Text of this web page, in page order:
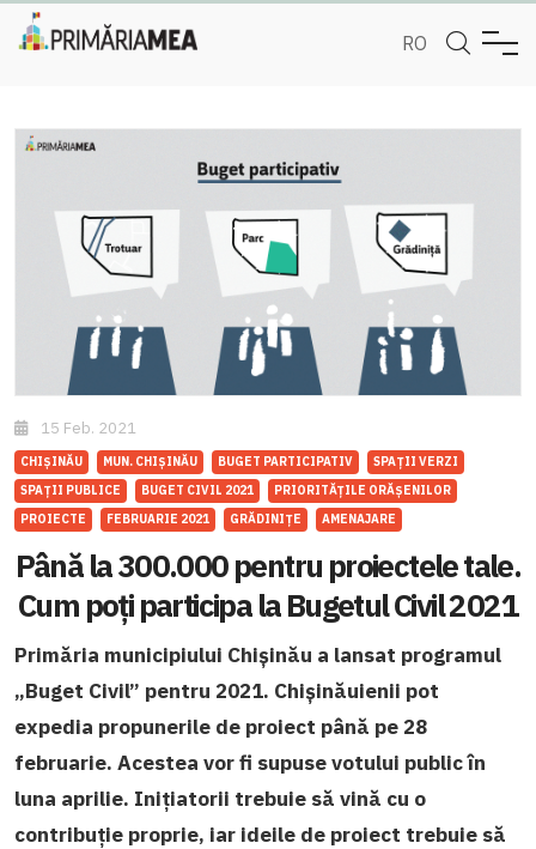
RO
15 Feb. 2021
CHIȘINĂU MUN. CHIȘINĂU BUGET PARTICIPATIV
SPAȚII VERZI
SPAȚII PUBLICE
BUGET CIVIL 2021
PRIORITĂȚILE ORĂȘENILOR
PROIECTE
FEBRUARIE 2021 GRĂDINIȚE AMENAJARE
Până la 300.000 pentru proiectele tale.
Cum poți participa la Bugetul Civil 2021
Primăria municipiului Chișinău a lansat programul
„Buget Civil” pentru 2021. Chișinăuienii pot
expedia propunerile de proiect până pe 28
februarie. Acestea vor fi supuse votului public în
luna aprilie. Inițiatorii trebuie să vină cu o
contribuție proprie, iar ideile de proiect trebuie să